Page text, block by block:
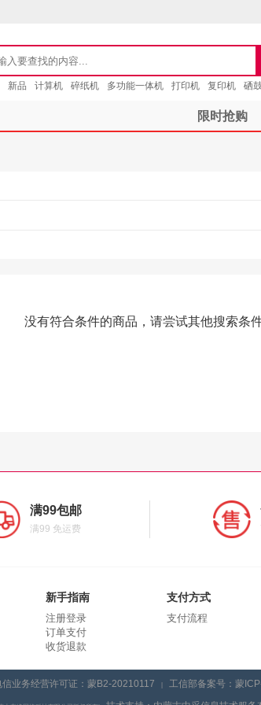
新品 计算机 碎纸机 多功能一体机 打印机 复印机 硒
限时抢购
没有符合条件的商品，请尝试其他搜索条件
满99包邮
满99 免运费
新手指南
注册登录
订单支付
收货退款
支付方式
支付流程
信业务经营许可证：蒙B2-20210117 | 工信部备案号：蒙